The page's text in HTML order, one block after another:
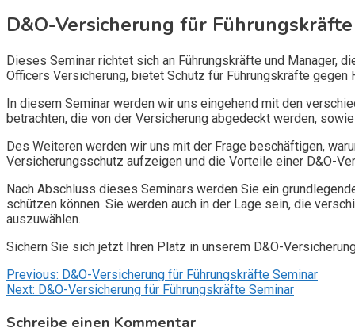
D&O-Versicherung für
Dieses Seminar richtet sich an Führungskräfte und Manager,
Officers Versicherung, bietet Schutz für Führungskräfte
In diesem Seminar werden wir uns eingehend mit den
betrachten, die von der Versicherung abgedeckt werden,
Des Weiteren werden wir uns mit der Frage beschäftigen,
Versicherungsschutz aufzeigen und die Vorteile einer D&O-
Nach Abschluss dieses Seminars werden Sie ein
schützen können. Sie werden auch in der Lage sein, die
auszuwählen.
Sichern Sie sich jetzt Ihren Platz in unserem D&O-
Beitragsnavigation
Previous: D&O-Versicherung für Führungskräfte Seminar
Next: D&O-Versicherung für Führungskräfte Seminar
Schreibe einen Kommentar